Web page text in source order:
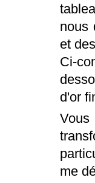
nous
et
Ci-
d'or
me